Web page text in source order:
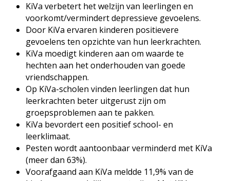
KiVa verbetert het welzijn van leerlingen en
voorkomt/vermindert depressieve gevoelens.
Door KiVa ervaren kinderen positievere
gevoelens ten opzichte van hun leerkrachten.
KiVa moedigt kinderen aan om waarde te
hechten aan het onderhouden van goede
vriendschappen.
Op KiVa-scholen vinden leerlingen dat hun
leerkrachten beter uitgerust zijn om
groepsproblemen aan te pakken.
KiVa bevordert een positief school- en
leerklimaat.
Pesten wordt aantoonbaar verminderd met KiVa
(meer dan 63%).
Voorafgaand aan KiVa meldde 11,9% van de